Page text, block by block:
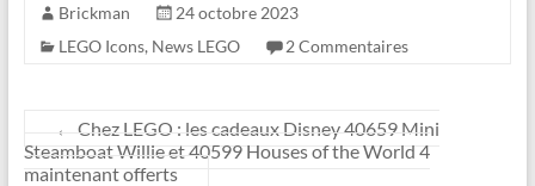
Brickman
24 octobre 2023
LEGO Icons, News LEGO 2 Commentaires
←
Chez LEGO : les cadeaux Disney 40659 Mini
Steamboat Willie et 40599 Houses of the World 4
maintenant offerts